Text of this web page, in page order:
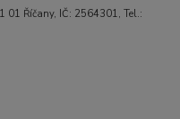
01 Říčany, IČ: 2564301, Tel.: